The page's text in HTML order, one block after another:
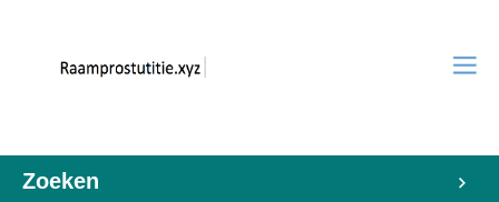
Zoeken